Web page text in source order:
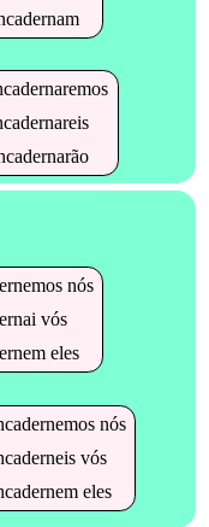
nós
vós
eles
nós
vós
eles